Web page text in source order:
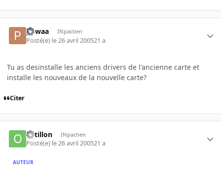
powaa INpactien
Posté(e) le 26 avril 200521 a
Tu as desinstalle les anciens drivers de l'ancienne carte et
installe les nouveaux de la nouvelle carte?
Citer
Ortillon INpactien
Posté(e) le 26 avril 200521 a
AUTEUR